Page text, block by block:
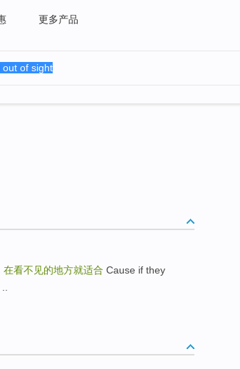
更多产品
在看不见的地方就适合 Cause if they